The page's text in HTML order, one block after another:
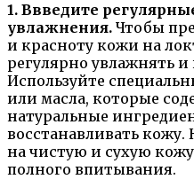
1. Ввведите
увлажнения. Чтобы
и красноту кожи на
регулярно увлажнять и
Используйте
или масла, которые
натуральные
восстанавливать
на чистую и сухую
полного впитывания.